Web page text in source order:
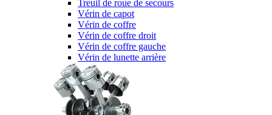
Treuil de roue de secours
Vérin de capot
Vérin de coffre
Vérin de coffre droit
Vérin de coffre gauche
Vérin de lunette arrière